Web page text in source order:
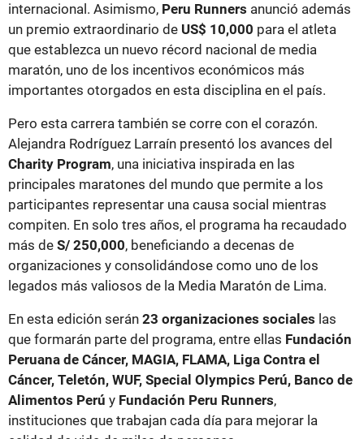
internacional. Asimismo, Peru Runners anunció además
un premio extraordinario de US$ 10,000 para el atleta
que establezca un nuevo récord nacional de media
maratón, uno de los incentivos económicos más
importantes otorgados en esta disciplina en el país.
Pero esta carrera también se corre con el corazón.
Alejandra Rodríguez Larraín presentó los avances del
Charity Program, una iniciativa inspirada en las
principales maratones del mundo que permite a los
participantes representar una causa social mientras
compiten. En solo tres años, el programa ha recaudado
más de S/ 250,000, beneficiando a decenas de
organizaciones y consolidándose como uno de los
legados más valiosos de la Media Maratón de Lima.
En esta edición serán 23 organizaciones sociales las
que formarán parte del programa, entre ellas Fundación
Peruana de Cáncer, MAGIA, FLAMA, Liga Contra el
Cáncer, Teletón, WUF, Special Olympics Perú, Banco de
Alimentos Perú y Fundación Peru Runners,
instituciones que trabajan cada día para mejorar la